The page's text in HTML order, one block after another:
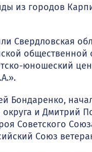
из городов
Свердловская
общественной
юношеский
Бондаренко,
и Дмитрий
Советского
Союз